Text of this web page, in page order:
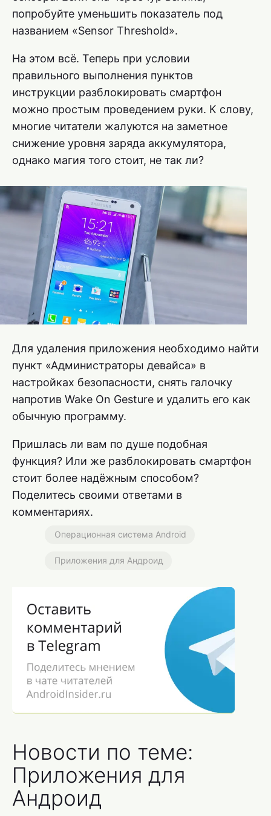
попробуйте уменьшить показатель под
названием «Sensor Threshold».
На этом всё. Теперь при условии
правильного выполнения пунктов
инструкции разблокировать смартфон
можно простым проведением руки. К слову,
многие читатели жалуются на заметное
снижение уровня заряда аккумулятора,
однако магия того стоит, не так ли?
Для удаления приложения необходимо найти
пункт «Администраторы девайса» в
настройках безопасности, снять галочку
напротив Wake On Gesture и удалить его как
обычную программу.
Пришлась ли вам по душе подобная
функция? Или же разблокировать смартфон
стоит более надёжным способом?
Поделитесь своими ответами в
комментариях.
Операционная система Android
Приложения для Андроид
Новости по теме:
Приложения для
Андроид